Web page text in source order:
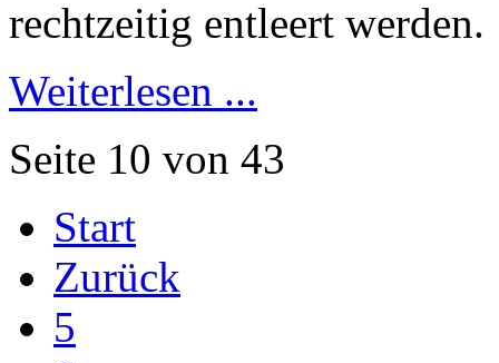
rechtzeitig entleert werden.
Weiterlesen ...
Seite 10 von 43
Start
Zurück
5